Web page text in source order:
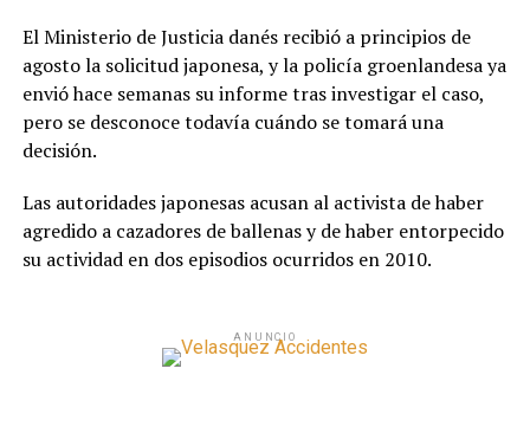
El Ministerio de Justicia danés recibió a principios de
agosto la solicitud japonesa, y la policía groenlandesa ya
envió hace semanas su informe tras investigar el caso,
pero se desconoce todavía cuándo se tomará una
decisión.
Las autoridades japonesas acusan al activista de haber
agredido a cazadores de ballenas y de haber entorpecido
su actividad en dos episodios ocurridos en 2010.
ANUNCIO